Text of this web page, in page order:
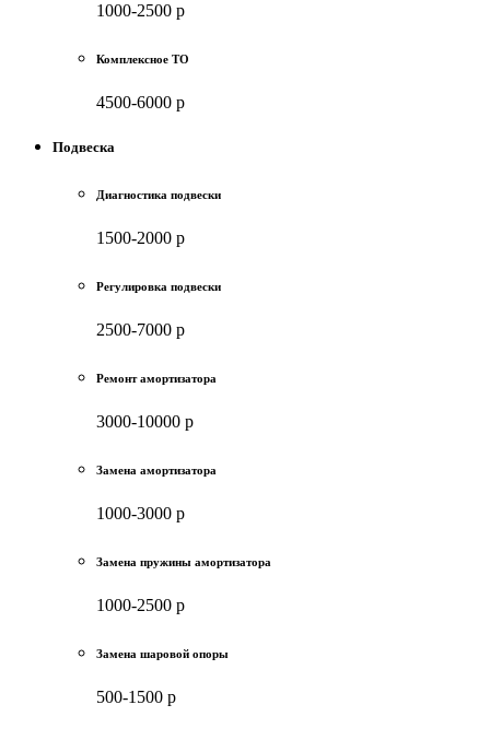
1000-2500 р
Комплексное ТО
4500-6000 р
Подвеска
Диагностика подвески
1500-2000 р
Регулировка подвески
2500-7000 р
Ремонт амортизатора
3000-10000 р
Замена амортизатора
1000-3000 р
Замена пружины амортизатора
1000-2500 р
Замена шаровой опоры
500-1500 р